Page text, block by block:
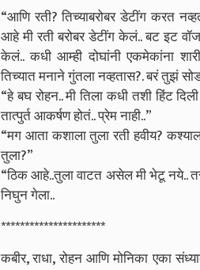
“आणि रती? तिच्याबरोबर डेटींग करत
आहे मी रती बरोबर डेटींग केलं.. बट इट
केलं.. कधी आम्ही दोघांनी एकमेकांना
तिच्यात मनाने गुंतला नव्हतास?. बरं तुझं
“हे बघ रोहन.. मी तिला कधी तशी हिंट
तात्पुर्त आकर्षण होतं.. प्रेम नाही..”
“मग आता कशाला तुला रती हवीय?
तुला?”
“ठिक आहे..तुला वाटत असेल मी भेटू नये..
निघुन गेला..
**********************
कबीर, राधा, रोहन आणि मोनिका एका